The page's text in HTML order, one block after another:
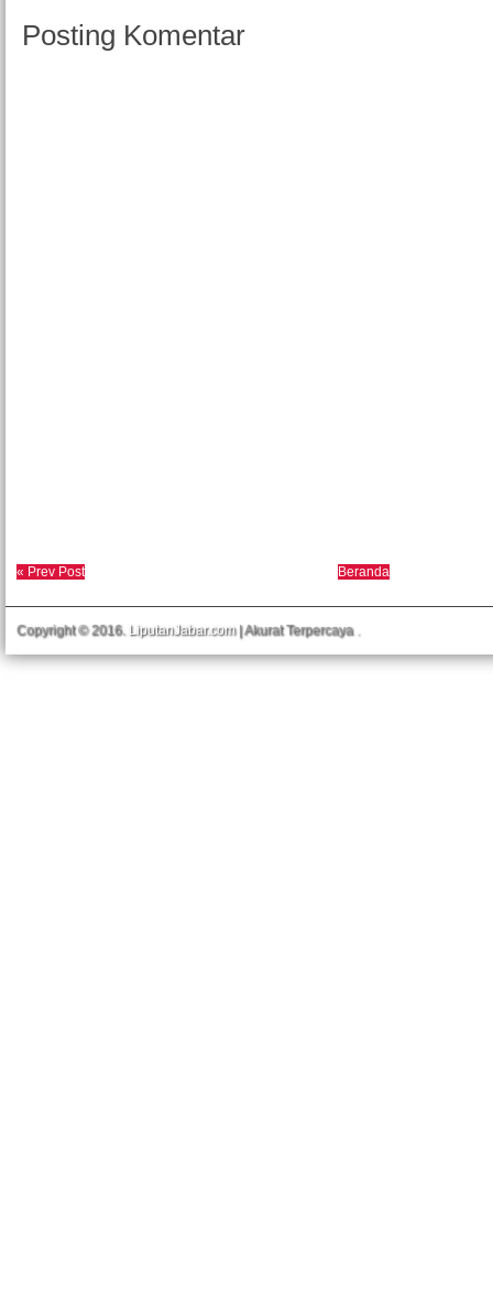
Posting Komentar
« Prev Post Beranda
Copyright © 2016. LiputanJabar.com| Akurat Terpercaya